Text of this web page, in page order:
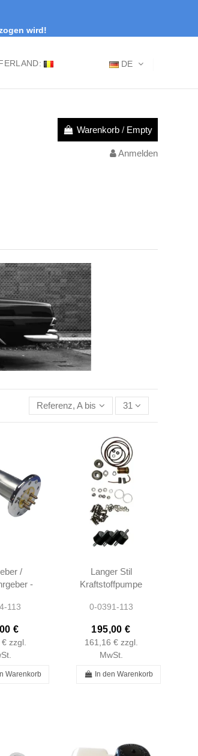
wird!
DE
Warenkorb / Empty
Anmelden
Referenz, A bis Z 31
/
-
-
-...
113
€
€ zzgl.
Warenkorb
Langer Stil
Kraftstoffpumpe
Bosch W108
0010913401
0442200007
0-0391-113
195,00 €
161,16 € zzgl.
MwSt.
In den Warenkorb